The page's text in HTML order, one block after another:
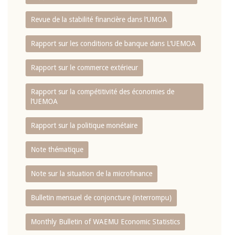
Revue de la stabilité financière dans l‘UMOA
Rapport sur les conditions de banque dans L‘UEMOA
Rapport sur le commerce extérieur
Rapport sur la compétitivité des économies de
l‘UEMOA
Rapport sur la politique monétaire
Note thématique
Note sur la situation de la microfinance
Bulletin mensuel de conjoncture (interrompu)
Monthly Bulletin of WAEMU Economic Statistics